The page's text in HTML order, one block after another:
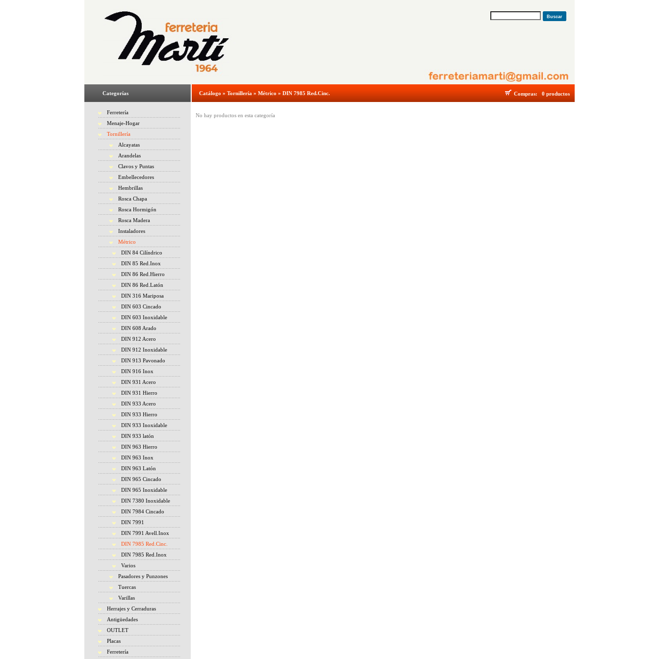
Buscar
Categorías
Ferretería
Menaje-Hogar
Tornillería
Alcayatas
Arandelas
Clavos y Puntas
Embellecedores
Hembrillas
Rosca Chapa
Rosca Hormigón
Rosca Madera
Instaladores
Métrico
DIN 84 Cilíndrico
DIN 85 Red.Inox
DIN 86 Red.Hierro
DIN 86 Red.Latón
DIN 316 Mariposa
DIN 603 Cincado
DIN 603 Inoxidable
DIN 608 Arado
DIN 912 Acero
DIN 912 Inoxidable
DIN 913 Pavonado
DIN 916 Inox
DIN 931 Acero
DIN 931 Hierro
DIN 933 Acero
DIN 933 Hierro
DIN 933 Inoxidable
DIN 933 latón
DIN 963 Hierro
DIN 963 Inox
DIN 963 Latón
DIN 965 Cincado
DIN 965 Inoxidable
DIN 7380 Inoxidable
DIN 7984 Cincado
DIN 7991
DIN 7991 Avell.Inox
DIN 7985 Red.Cinc.
DIN 7985 Red.Inox
Varios
Pasadores y Punzones
Tuercas
Varillas
Herrajes y Cerraduras
Antigüedades
OUTLET
Placas
Ferretería
Catálogo » Tornillería » Métrico » DIN 7985 Red.Cinc. Compras: 0 productos
No hay productos en esta categoría